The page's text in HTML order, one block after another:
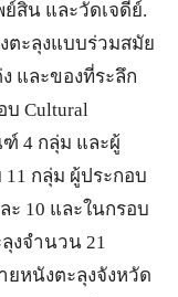
สิน และวัดเจดีย์.
ตะลุงแบบร่วมสมัย
และของที่ระลึก
Cultural
4 กลุ่ม และผู้
กลุ่ม ผู้ประกอบ
10 และในกรอบ
ลุงจำนวน 21
ยหนังตะลุงจังหวัด